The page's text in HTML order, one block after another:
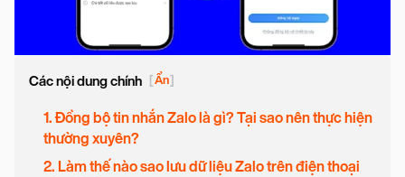
Các nội dung chính [Ẩn]
1. Đồng bộ tin nhắn Zalo là gì? Tại sao nên thực hiện
thường xuyên?
2. Làm thế nào sao lưu dữ liệu Zalo trên điện thoại